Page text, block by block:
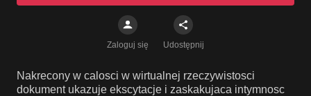
Zaloguj się Udostępnij
Nakrecony w calosci w wirtualnej rzeczywistosci
dokument ukazuje ekscytacje i zaskakujaca intymnosc